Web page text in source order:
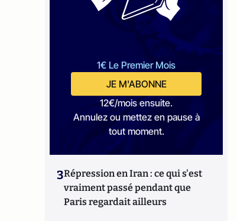
1€ Le Premier Mois
JE M'ABONNE
12€/mois ensuite.
Annulez ou mettez en pause à
tout moment.
3Répression en Iran : ce qui s'est
vraiment passé pendant que
Paris regardait ailleurs